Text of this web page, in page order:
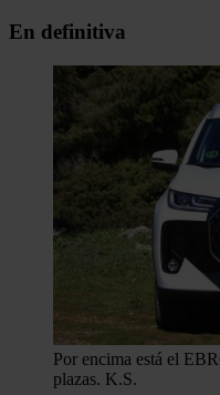
En definitiva
Por encima está el
plazas. K.S.